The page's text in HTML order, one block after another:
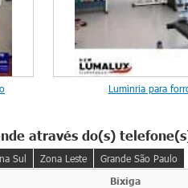
Luminria para
através do(s)
Sul Zona Leste
Grande São Paulo
Bixiga